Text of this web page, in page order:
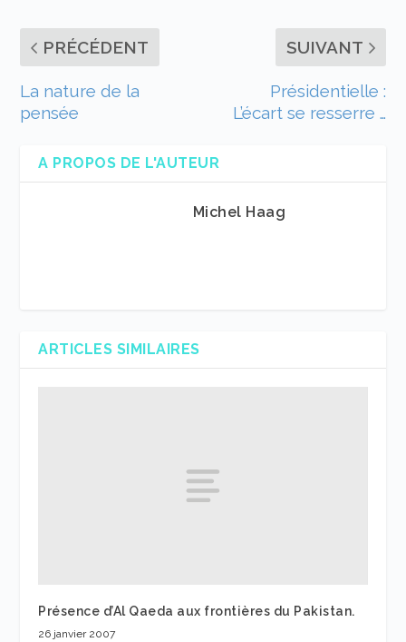
PRÉCÉDENT
La nature de la
pensée
SUIVANT
Présidentielle :
L’écart se resserre …
A PROPOS DE L'AUTEUR
Michel Haag
ARTICLES SIMILAIRES
Présence d’Al Qaeda aux frontières du Pakistan.
26 janvier 2007